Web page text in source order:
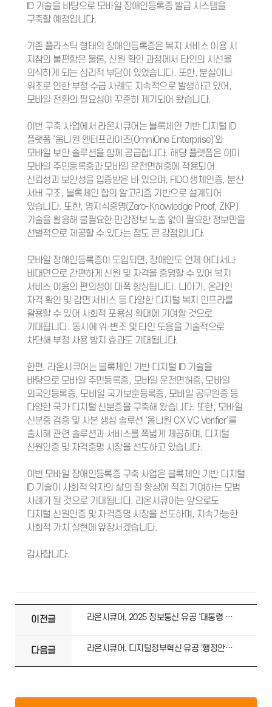
ID 기술을 바탕으로 모바일 장애인등록증 발급 시스템을
구축할 예정입니다.
기존 플라스틱 형태의 장애인등록증은 복지 서비스 이용 시
지참의 불편함은 물론, 신원 확인 과정에서 타인의 시선을
의식하게 되는 심리적 부담이 있었습니다. 또한, 분실이나
위조로 인한 부정 수급 사례도 지속적으로 발생하고 있어,
모바일 전환의 필요성이 꾸준히 제기되어 왔습니다.
이번 구축 사업에서 라온시큐어는 블록체인 기반 디지털 ID
플랫폼 ‘옴니원 엔터프라이즈(OmniOne Enterprise)’와
모바일 보안 솔루션을 함께 공급합니다. 해당 플랫폼은 이미
모바일 주민등록증과 모바일 운전면허증에 적용되어
신뢰성과 보안성을 입증받은 바 있으며, FIDO 생체인증, 분산
서버 구조, 블록체인 합의 알고리즘 기반으로 설계되어
있습니다. 또한, 영지식증명(Zero-Knowledge Proof, ZKP)
기술을 활용해 불필요한 민감정보 노출 없이 필요한 정보만을
선별적으로 제공할 수 있다는 점도 큰 강점입니다.
모바일 장애인등록증이 도입되면, 장애인도 언제 어디서나
비대면으로 간편하게 신원 및 자격을 증명할 수 있어 복지
서비스 이용의 편의성이 대폭 향상됩니다. 나아가, 온라인
자격 확인 및 감면 서비스 등 다양한 디지털 복지 인프라를
활용할 수 있어 사회적 포용성 확대에 기여할 것으로
기대됩니다. 동시에 위·변조 및 타인 도용을 기술적으로
차단해 부정 사용 방지 효과도 기대됩니다.
한편, 라온시큐어는 블록체인 기반 디지털 ID 기술을
바탕으로 모바일 주민등록증, 모바일 운전면허증, 모바일
외국인등록증, 모바일 국가보훈등록증, 모바일 공무원증 등
다양한 국가 디지털 신분증을 구축해 왔습니다. 또한, 모바일
신분증 검증 및 사본 생성 솔루션 ‘옴니원 CX VC Verifier’를
출시해 관련 솔루션과 서비스를 폭넓게 제공하며, 디지털
신원인증 및 자격증명 시장을 선도하고 있습니다.
이번 모바일 장애인등록증 구축 사업은 블록체인 기반 디지털
ID 기술이 사회적 약자의 삶의 질 향상에 직접 기여하는 모범
사례가 될 것으로 기대됩니다. 라온시큐어는 앞으로도
디지털 신원인증 및 자격증명 시장을 선도하며, 지속가능한
사회적 가치 실현에 앞장서겠습니다.
감사합니다.
이전글 라온시큐어, 2025 정보통신 유공 ‘대통령 표창’ 수상
다음글 라온시큐어, 디지털정부혁신 유공 '행정안전부 장관 표창' 수상